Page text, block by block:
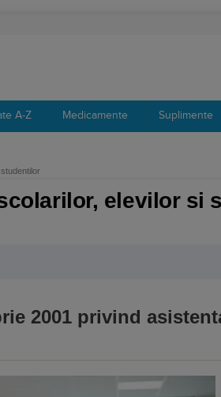
A-Z Medicamente Suplimente
elevilor si
2001 privind